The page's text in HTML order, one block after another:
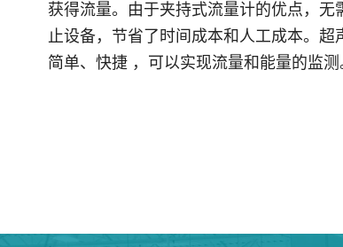
获得流量。由于夹持式流量计的优点，无
止设备，节省了时间成本和人工成本。超
简单、快捷 ，可以实现流量和能量的监测